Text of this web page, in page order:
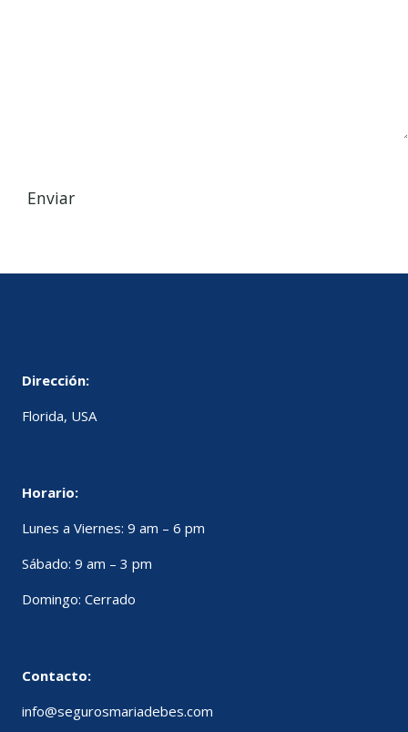
Dirección:
Florida, USA
Horario:
Lunes a Viernes: 9 am – 6 pm
Sábado: 9 am – 3 pm
Domingo: Cerrado
Contacto:
info@segurosmariadebes.com